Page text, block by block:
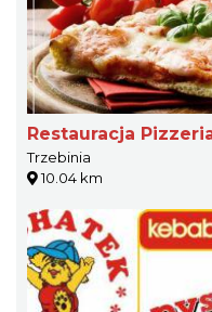
Restauracja
Trzebinia
10.04 km